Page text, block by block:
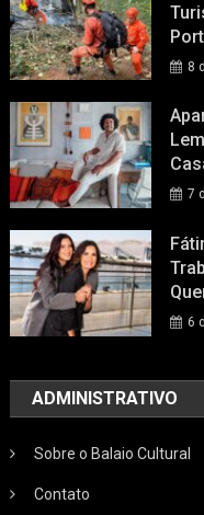
8
7
6
ADMINISTRATIVO
Sobre o Balaio Cultural
Contato